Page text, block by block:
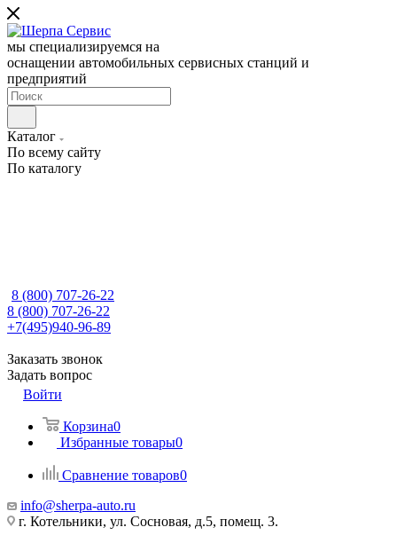
мы специализируемся на
оснащении автомобильных сервисных станций и
предприятий
Каталог
По всему сайту
По каталогу
8 (800) 707-26-22
8 (800) 707-26-22
+7(495)940-96-89
Заказать звонок
Задать вопрос
Войти
Корзина0
Избранные товары0
Сравнение товаров0
info@sherpa-auto.ru
г. Котельники, ул. Сосновая, д.5, помещ. 3.